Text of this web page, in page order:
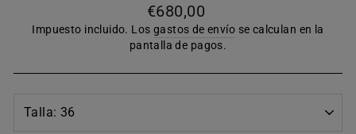
Precio
habitual
€680,00
Impuesto incluido. Los gastos de envío se calculan en la
pantalla de pagos.